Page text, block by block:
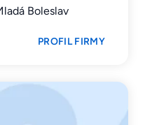
Boleslav
PROFIL FIRMY